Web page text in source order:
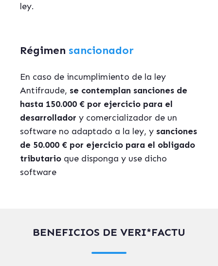
ley.
Régimen sancionador
En caso de incumplimiento de la ley
Antifraude, se contemplan sanciones de
hasta 150.000 € por ejercicio para el
desarrollador y comercializador de un
software no adaptado a la ley, y sanciones
de 50.000 € por ejercicio para el obligado
tributario que disponga y use dicho
software
BENEFICIOS DE VERI*FACTU